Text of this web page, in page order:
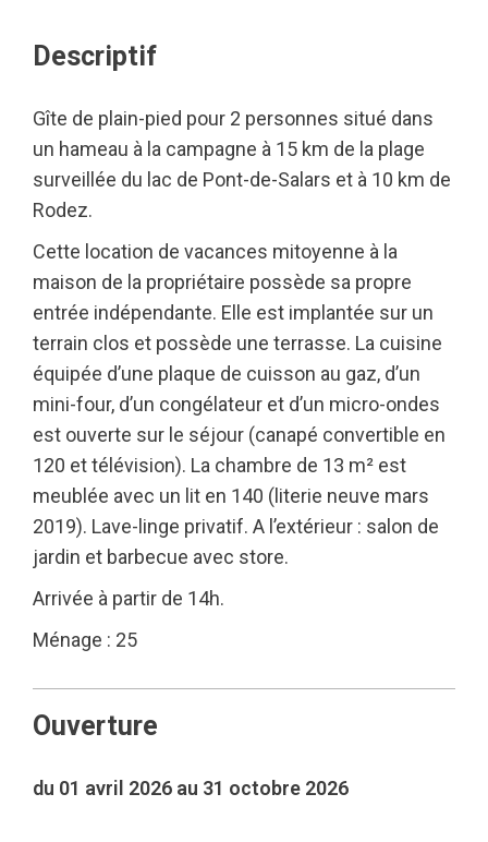
Descriptif
Gîte de plain-pied pour 2 personnes situé dans
un hameau à la campagne à 15 km de la plage
surveillée du lac de Pont-de-Salars et à 10 km de
Rodez.
Cette location de vacances mitoyenne à la
maison de la propriétaire possède sa propre
entrée indépendante. Elle est implantée sur un
terrain clos et possède une terrasse. La cuisine
équipée d’une plaque de cuisson au gaz, d’un
mini-four, d’un congélateur et d’un micro-ondes
est ouverte sur le séjour (canapé convertible en
120 et télévision). La chambre de 13 m² est
meublée avec un lit en 140 (literie neuve mars
2019). Lave-linge privatif. A l’extérieur : salon de
jardin et barbecue avec store.
Arrivée à partir de 14h.
Ménage : 25
Ouverture
du 01 avril 2026 au 31 octobre 2026